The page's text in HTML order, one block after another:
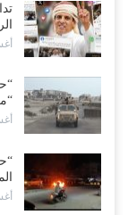
الوطن” تبدأ الانتشار..!
أغسطس 5, 2026
خلافات الرواتب
في جبهات مأرب وتعز
أغسطس 5, 2026
السعودية تُصعّد
تعميد الشهادات
أغسطس 5, 2026